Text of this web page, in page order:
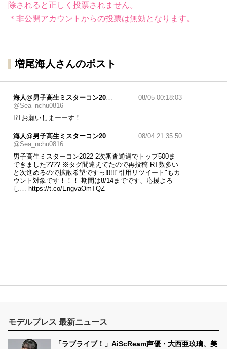
除されると正しく投票されません。
＊非公開アカウントからの投票は無効となります。
増尾海人さんのポスト
海人@男子高生ミスターコン2022
@Sea_nchu0816
08/05 00:18:03
RTお願いしまーーす！
海人@男子高生ミスターコン2022
@Sea_nchu0816
08/04 21:35:50
男子高生ミスターコン2022 2次審査通過でトップ500ま
できました???? ※タグ間違えてたので再投稿 RT数多い
と次進めるので拡散希望ですっ‼️‼️‼"引用リツイート"もカ
ウント対象です！！！ 期間は8/14までです、応援よろ
し… https://t.co/EngvaOmTQZ
モデルプレス 最新ニュース
「ラブライブ！」AiScReam声優・大西亜玖璃、美